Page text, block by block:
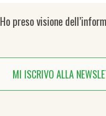
Ho preso visione dell’
MI ISCRIVO ALLA